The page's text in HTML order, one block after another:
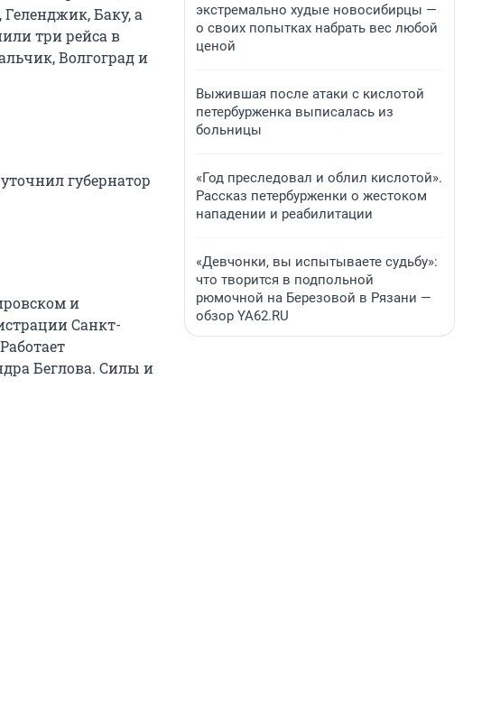
Баку, а
три рейса в
Волгоград и
губернатор
и
Санкт-
Беглова. Силы и
экстремально худые новосибирцы —
о своих попытках набрать вес любой
ценой
Выжившая после атаки с кислотой
петербурженка выписалась из
больницы
«Год преследовал и облил кислотой».
Рассказ петербурженки о жестоком
нападении и реабилитации
«Девчонки, вы испытываете судьбу»:
что творится в подпольной
рюмочной на Березовой в Рязани —
обзор YA62.RU